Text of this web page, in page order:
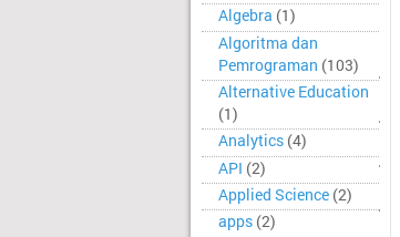
Algebra (1)
Algoritma dan
Pemrograman (103)
Alternative Education
(1)
Analytics (4)
API (2)
Applied Science (2)
apps (2)
·
·
·
·